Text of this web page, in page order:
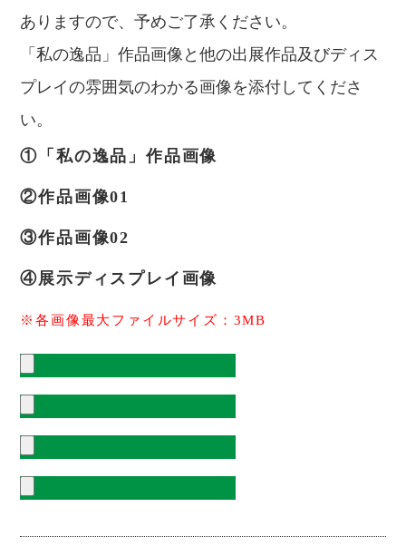
ありますので、予めご了承ください。
「私の逸品」作品画像と他の出展作品及びディス
プレイの雰囲気のわかる画像を添付してくださ
い。
①「私の逸品」作品画像
②作品画像01
③作品画像02
④展示ディスプレイ画像
※各画像最大ファイルサイズ：3MB